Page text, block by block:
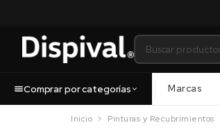
Comprar por categorías Marcas
Inicio Pinturas y Recubrimientos